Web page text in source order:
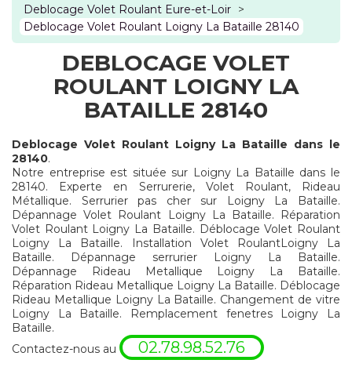
Deblocage Volet Roulant Eure-et-Loir >
Deblocage Volet Roulant Loigny La Bataille 28140
DEBLOCAGE VOLET
ROULANT LOIGNY LA
BATAILLE 28140
Deblocage Volet Roulant Loigny La Bataille dans le
28140.
Notre entreprise est située sur Loigny La Bataille dans le
28140. Experte en Serrurerie, Volet Roulant, Rideau
Métallique. Serrurier pas cher sur Loigny La Bataille.
Dépannage Volet Roulant Loigny La Bataille. Réparation
Volet Roulant Loigny La Bataille. Déblocage Volet Roulant
Loigny La Bataille. Installation Volet RoulantLoigny La
Bataille. Dépannage serrurier Loigny La Bataille.
Dépannage Rideau Metallique Loigny La Bataille.
Réparation Rideau Metallique Loigny La Bataille. Déblocage
Rideau Metallique Loigny La Bataille. Changement de vitre
Loigny La Bataille. Remplacement fenetres Loigny La
Bataille.
Contactez-nous au
02.78.98.52.76